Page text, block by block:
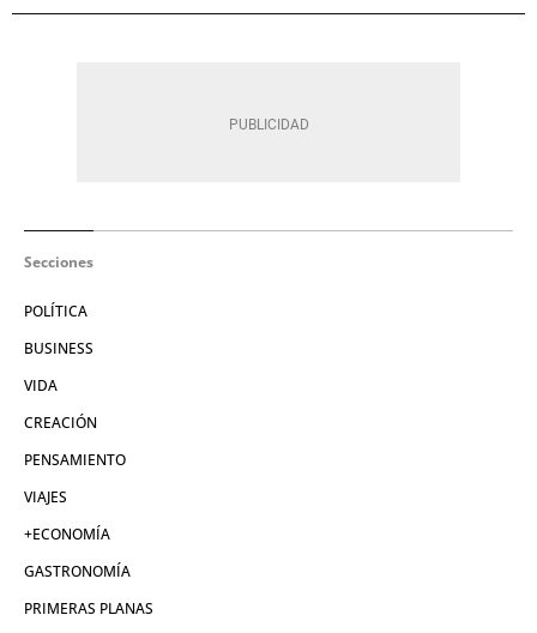
Secciones
POLÍTICA
BUSINESS
VIDA
CREACIÓN
PENSAMIENTO
VIAJES
+ECONOMÍA
GASTRONOMÍA
PRIMERAS PLANAS